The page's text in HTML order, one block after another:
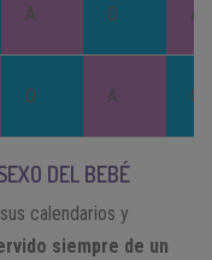
A O A
O A O
DEL BEBÉ
calendarios y
siempre de un